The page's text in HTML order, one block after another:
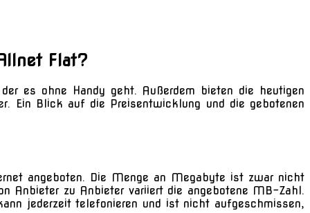
Flat?
es ohne Handy geht. Außerdem bieten die heutigen
Ein Blick auf die Preisentwicklung und die gebotenen
angeboten. Die Menge an Megabyte ist zwar nicht
Anbieter zu Anbieter variiert die angebotene MB-Zahl.
jederzeit telefonieren und ist nicht aufgeschmissen,